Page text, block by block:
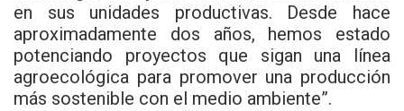
en sus unidades productivas. Desde hace
aproximadamente dos años, hemos estado
potenciando proyectos que sigan una línea
agroecológica para promover una producción
más sostenible con el medio ambiente”.